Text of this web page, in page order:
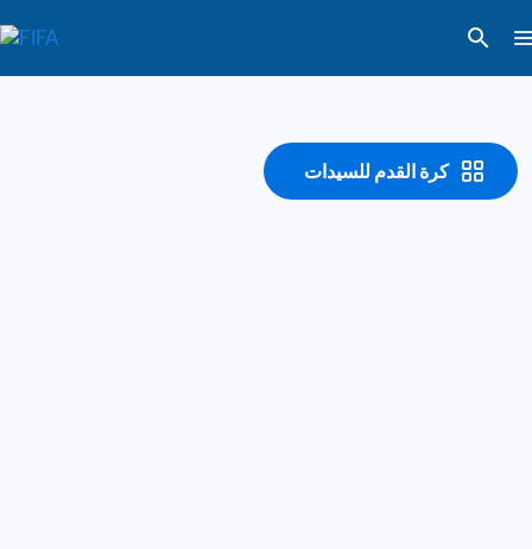
كرة القدم للسيدات